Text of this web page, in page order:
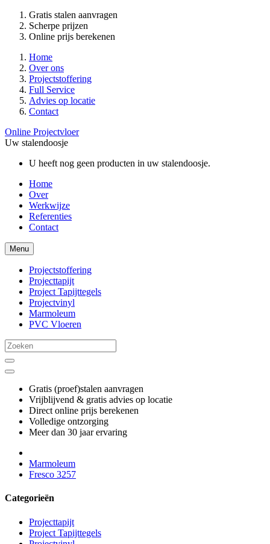
Gratis stalen aanvragen
Scherpe prijzen
Online prijs berekenen
Home
Over ons
Projectstoffering
Full Service
Advies op locatie
Contact
Online Projectvloer
Uw stalendoosje
U heeft nog geen producten in uw stalendoosje.
Home
Over
Werkwijze
Referenties
Contact
Menu
Projectstoffering
Projecttapijt
Project Tapijttegels
Projectvinyl
Marmoleum
PVC Vloeren
Gratis (proef)stalen aanvragen
Vrijblijvend & gratis advies op locatie
Direct online prijs berekenen
Volledige ontzorging
Meer dan 30 jaar ervaring
Marmoleum
Fresco 3257
Categorieën
Projecttapijt
Project Tapijttegels